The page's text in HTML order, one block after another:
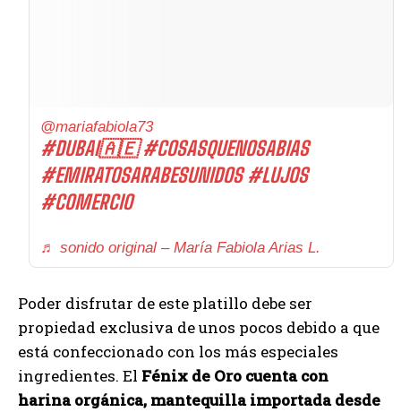
@mariafabiola73
#DUBAI🇦🇪#COSASQUENOSABIAS
#EMIRATOSARABESUNIDOS #LUJOS
#COMERCIO
♬ sonido original – María Fabiola Arias L.
Poder disfrutar de este platillo debe ser
propiedad exclusiva de unos pocos debido a que
está confeccionado con los más especiales
ingredientes. El Fénix de Oro cuenta con
harina orgánica, mantequilla importada desde